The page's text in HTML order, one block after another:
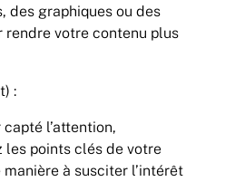
des graphiques ou des
rendre votre contenu plus
:
l’attention,
les points clés de votre
à susciter l’intérêt